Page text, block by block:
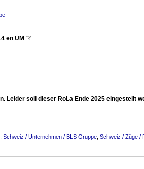
en UM 
Leider soll dieser RoLa Ende 2025 eingestellt
Schweiz / Unternehmen / BLS Gruppe Schweiz / Züge /